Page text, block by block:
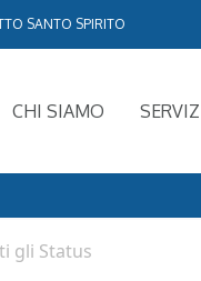
SANTO SPIRITO
CHI SIAMO